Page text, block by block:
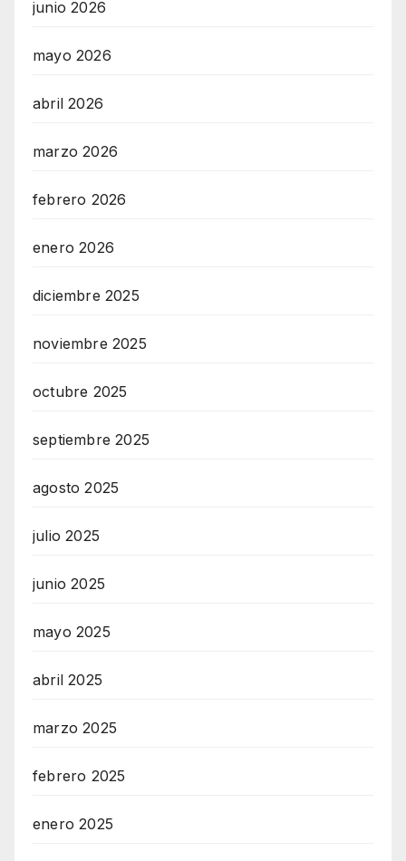
junio 2026
mayo 2026
abril 2026
marzo 2026
febrero 2026
enero 2026
diciembre 2025
noviembre 2025
octubre 2025
septiembre 2025
agosto 2025
julio 2025
junio 2025
mayo 2025
abril 2025
marzo 2025
febrero 2025
enero 2025